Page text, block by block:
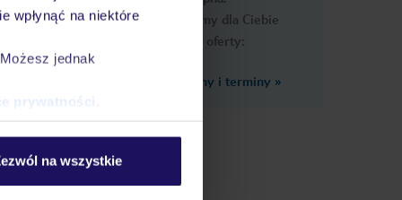
wpłynąć na niektóre
jednak
prywatności
na wszystkie
Przygotowaliśmy dla Ciebie
podobne oferty:
Zobacz inne ceny i terminy »